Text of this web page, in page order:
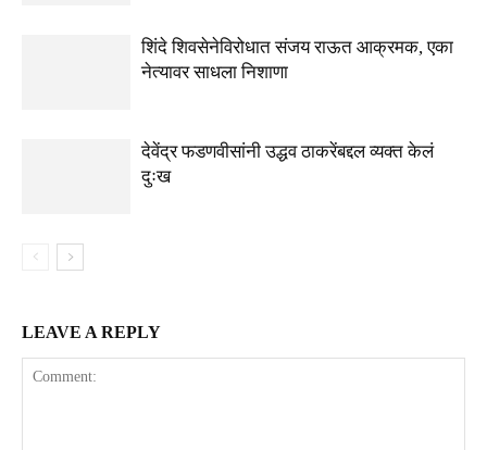
शिंदे शिवसेनेविरोधात संजय राऊत आक्रमक, एका
नेत्यावर साधला निशाणा
देवेंद्र फडणवीसांनी उद्धव ठाकरेंबद्दल व्यक्त केलं
दुःख
LEAVE A REPLY